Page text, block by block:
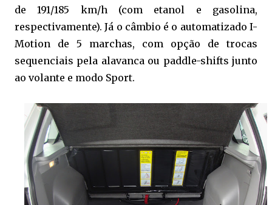
de 191/185 km/h (com etanol e gasolina,
respectivamente). Já o câmbio é o automatizado I-
Motion de 5 marchas, com opção de trocas
sequenciais pela alavanca ou paddle-shifts junto
ao volante e modo Sport.